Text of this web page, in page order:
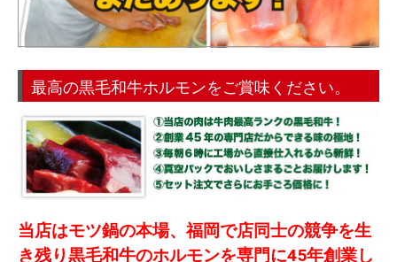
最高の黒毛和牛ホルモンをご賞味ください。
当店はモツ鍋の本場、福岡で店同士の競争を生
き残り黒毛和牛のホルモンを専門に45年創業し